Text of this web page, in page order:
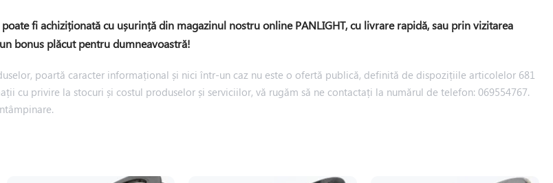
fi achiziționată cu ușurință din magazinul nostru online PANLIGHT, cu livrare rapidă, sau prin vizitarea
bonus plăcut pentru dumneavoastră!
poartă caracter informațional și nici într-un caz nu este o ofertă publică, definită de dispozițiile articolelor 681
cu privire la stocuri și costul produselor și serviciilor, vă rugăm să ne contactați la numărul de telefon: 069554767.